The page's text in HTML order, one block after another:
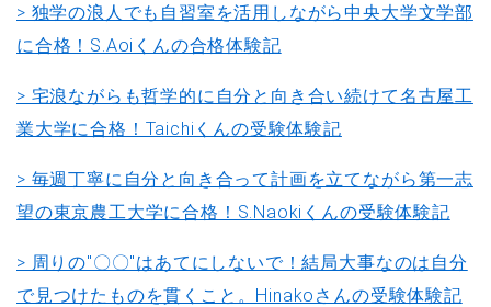
> 独学の浪人でも自習室を活用しながら中央大学文学部
に合格！S.Aoiくんの合格体験記
> 宅浪ながらも哲学的に自分と向き合い続けて名古屋工
業大学に合格！Taichiくんの受験体験記
> 毎週丁寧に自分と向き合って計画を立てながら第一志
望の東京農工大学に合格！S.Naokiくんの受験体験記
> 周りの"〇〇"はあてにしないで！結局大事なのは自分
で見つけたものを貫くこと。Hinakoさんの受験体験記